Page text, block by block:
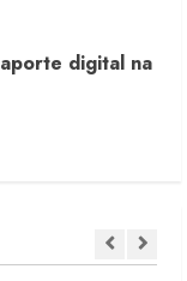
retomada da